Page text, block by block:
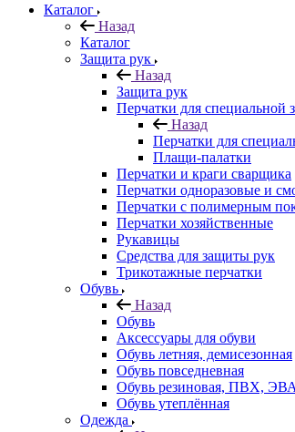
Каталог
Назад
Каталог
Защита рук
Назад
Защита рук
Перчатки для специальной
Назад
Перчатки для
Плащи-палатки
Перчатки и краги сварщика
Перчатки одноразовые и
Перчатки с полимерным
Перчатки хозяйственные
Рукавицы
Средства для защиты рук
Трикотажные перчатки
Обувь
Назад
Обувь
Аксессуары для обуви
Обувь летняя, демисезонная
Обувь повседневная
Обувь резиновая, ПВХ, ЭВА
Обувь утеплённая
Одежда